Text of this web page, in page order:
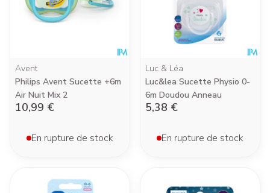
Avent
Philips Avent Sucette +6m
Air Nuit Mix 2
10,99 €
En rupture de stock
Luc & Léa
Luc&lea Sucette Physio 0-
6m Doudou Anneau
5,38 €
En rupture de stock